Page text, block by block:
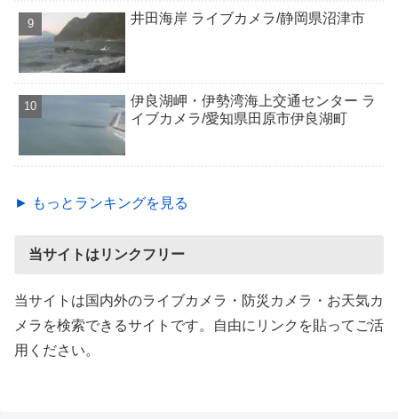
井田海岸 ライブカメラ/静岡県沼津市
伊良湖岬・伊勢湾海上交通センター ラ
イブカメラ/愛知県田原市伊良湖町
► もっとランキングを見る
当サイトはリンクフリー
当サイトは国内外のライブカメラ・防災カメラ・お天気カ
メラを検索できるサイトです。自由にリンクを貼ってご活
用ください。